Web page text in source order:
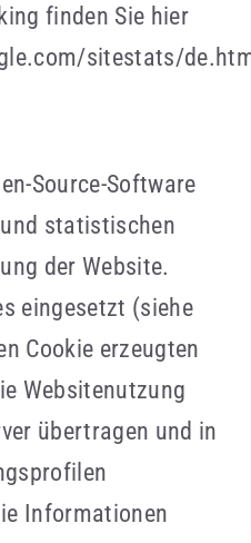
finden Sie hier
sitestats/
Source-Software
statistischen
der Website.
eingesetzt (siehe
Cookie erzeugten
Websitenutzung
übertragen und in
Informationen